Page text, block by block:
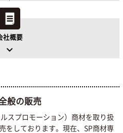
社概要
keyboard_arrow_down
般の販売
スプロモーション）商材を取り扱
をしております。現在、SP商材専